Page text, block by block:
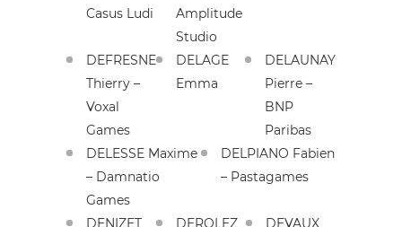
Casus Ludi
Amplitude
Studio
DEFRESNE
Thierry –
Voxal
Games
DELAGE
Emma
DELAUNAY
Pierre –
BNP
Paribas
DELESSE Maxime
– Damnatio
Games
DELPIANO Fabien
– Pastagames
DENIZET
DEROLEZ
DEVAUX